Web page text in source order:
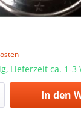
Lieferzeit ca. 1-3
In den